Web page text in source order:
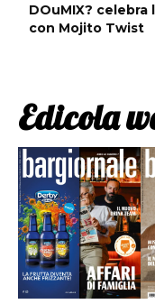
DOuMIX? celebra
con Mojito Twist
Edicola